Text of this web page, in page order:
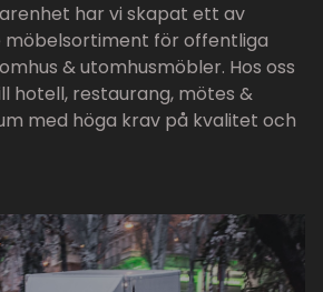
har vi skapat ett av
möbelsortiment för offentliga
& utomhusmöbler. Hos oss
hotell, restaurang, mötes &
med höga krav på kvalitet och